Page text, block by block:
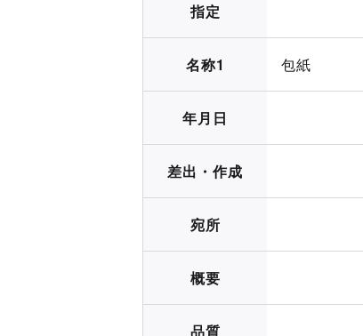
指定
名称1 包紙
年月日
差出・作成
宛所
概要
品質